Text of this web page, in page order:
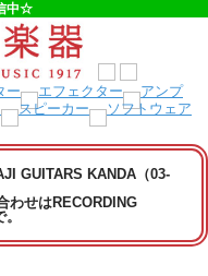
中☆
GUITARS KANDA（03-
わせはRECORDING